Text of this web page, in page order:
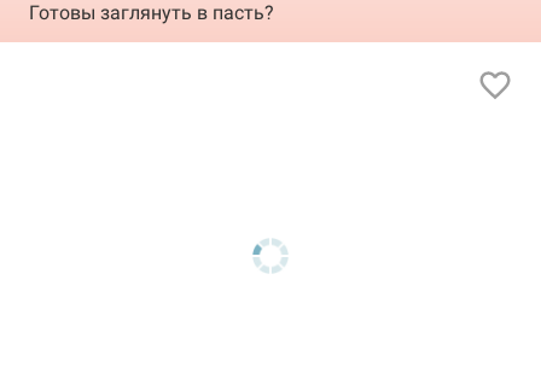
Готовы заглянуть в пасть?